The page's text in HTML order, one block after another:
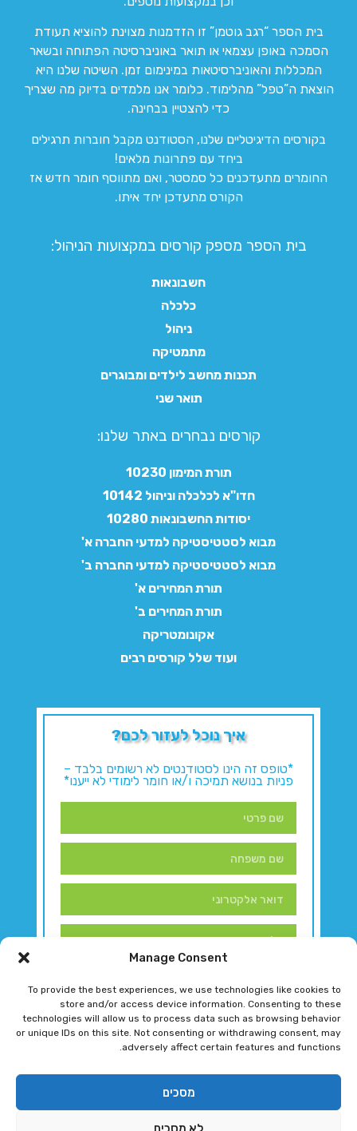
Manage Consent
To provide the best experiences, we use technologies like cookies to
store and/or access device information. Consenting to these
technologies will allow us to process data such as browsing behavior
or unique IDs on this site. Not consenting or withdrawing consent, may
adversely affect certain features and functions.
מסכים
בית הספר “רגב גוטמן” זו הזדמנות מצוינת להוציא תעודת
הסמכה באופן עצמאי או תואר באוניברסיטה הפתוחה ובשאר
המכללות והאוניברסיטאות במינימום זמן. השיטה שלנו היא
הוצאת ה”טפל” מהלימוד. כלומר אנו מלמדים בדיוק מה שצריך
כדי להצטיין בבחינה.
בקורסים הדיגיטליים שלנו, הסטודנט מקבל חוברות תרגילים
ביחד עם פתרונות מלאים!
החומרים מתעדכנים כל סמסטר, ואם מתווסף חומר חדש אז
הקורס מתעדכן יחד איתו.
בית הספר מספק קורסים במקצועות הניהול:
חשבונאות
כלכלה
ניהול
מתמטיקה
תכנות מחשב לילדים ומבוגרים
תואר שני
קורסים נבחרים באתר שלנו:​
תורת המימון 10230
חדו"א לכלכלה וניהול 10142
יסודות החשבונאות 10280
מבוא לסטטיסטיקה למדעי החברה א'
מבוא לסטטיסטיקה למדעי החברה ב'
תורת המחירים א'
תורת המחירים ב'
אקונומטריקה
ועוד שלל קורסים רבים
איך נוכל לעזור לכם?
*טופס זה הינו לסטודנטים לא רשומים בלבד –
פניות בנושא תמיכה ו/או חומר לימודי לא ייענו*